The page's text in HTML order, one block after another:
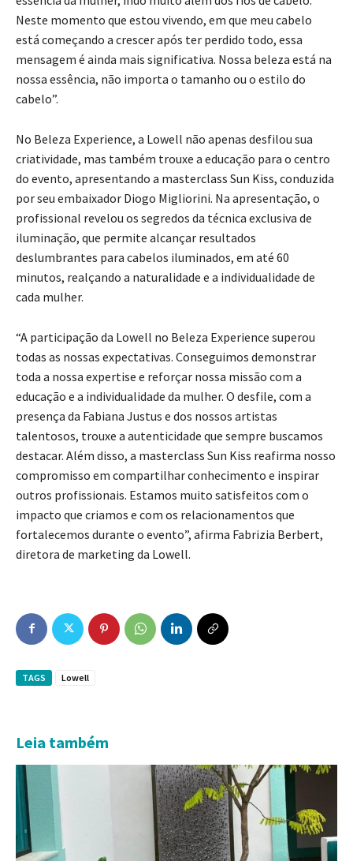
Neste momento que estou vivendo, em que meu cabelo
está começando a crescer após ter perdido todo, essa
mensagem é ainda mais significativa. Nossa beleza está na
nossa essência, não importa o tamanho ou o estilo do
cabelo”.
No Beleza Experience, a Lowell não apenas desfilou sua
criatividade, mas também trouxe a educação para o centro
do evento, apresentando a masterclass Sun Kiss, conduzida
por seu embaixador Diogo Migliorini. Na apresentação, o
profissional revelou os segredos da técnica exclusiva de
iluminação, que permite alcançar resultados
deslumbrantes para cabelos iluminados, em até 60
minutos, realçando a naturalidade e a individualidade de
cada mulher.
“A participação da Lowell no Beleza Experience superou
todas as nossas expectativas. Conseguimos demonstrar
toda a nossa expertise e reforçar nossa missão com a
educação e a individualidade da mulher. O desfile, com a
presença da Fabiana Justus e dos nossos artistas
talentosos, trouxe a autenticidade que sempre buscamos
destacar. Além disso, a masterclass Sun Kiss reafirma nosso
compromisso em compartilhar conhecimento e inspirar
outros profissionais. Estamos muito satisfeitos com o
impacto que criamos e com os relacionamentos que
fortalecemos durante o evento”, afirma Fabrizia Berbert,
diretora de marketing da Lowell.
TAGS Lowell
Leia também